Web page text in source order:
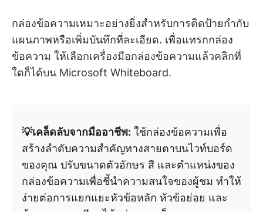
กล่องข้อความเหมาะอย่างยิ่งสำหรับการติดป้ายกำกับ
แผนภาพหรือเพิ่มบันทึกที่ละเอียด. เพื่อแทรกกล่อง
ข้อความ ให้เลือกเครื่องมือกล่องข้อความแล้วคลิกที่
ใดก็ได้บน Microsoft Whiteboard.
💡เคล็ดลับจากมืออาชีพ: ใช้กล่องข้อความเพื่อ
สร้างลำดับความสำคัญทางสายตาบนไวท์บอร์ด
ของคุณ ปรับขนาดตัวอักษร สี และตำแหน่งของ
กล่องข้อความเพื่อชี้นำความสนใจของผู้ชม ทำให้
ง่ายต่อการแยกแยะหัวข้อหลัก หัวข้อย่อย และ